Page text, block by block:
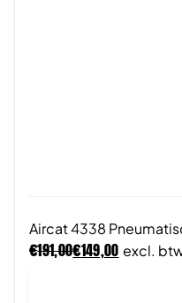
Aircat 4338
€191,00€149,00 excl.